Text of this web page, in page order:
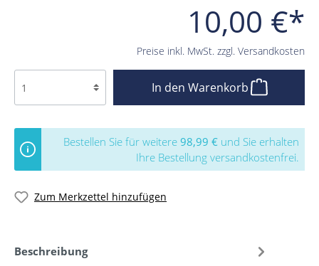
10,00 €*
Preise inkl. MwSt. zzgl. Versandkosten
In den Warenkorb
Bestellen Sie für weitere 98,99 € und Sie erhalten
Ihre Bestellung versandkostenfrei.
Zum Merkzettel hinzufügen
Beschreibung